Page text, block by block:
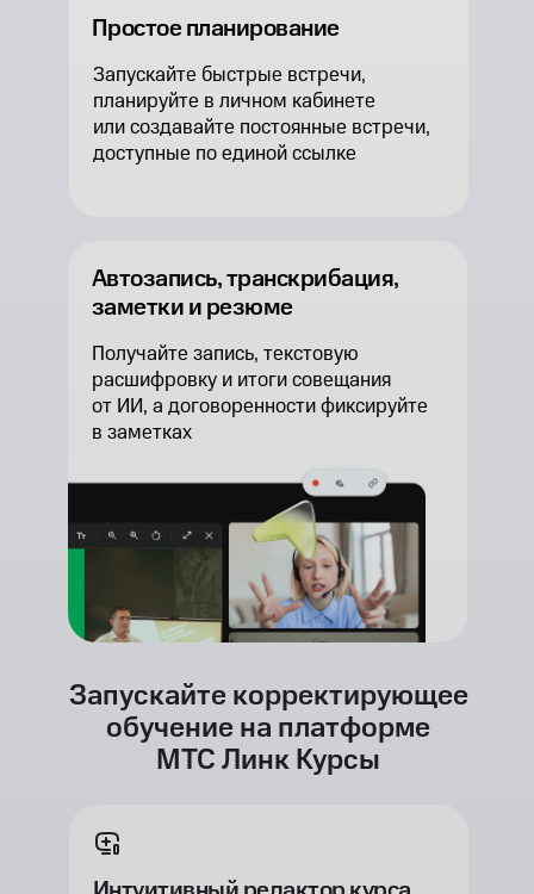
Автозапись, транскрибация,
заметки и резюме
Получайте запись, текстовую
расшифровку и итоги совещания
от ИИ, а договоренности фиксируйте
в заметках
Простое планирование
Запускайте быстрые встречи,
планируйте в личном кабинете
или создавайте постоянные встречи,
доступные по единой ссылке
Запускайте корректирующее
обучение на платформе
МТС Линк Курсы